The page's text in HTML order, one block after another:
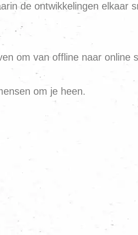
de ontwikkelingen elkaar
om van offline naar online
om je heen.